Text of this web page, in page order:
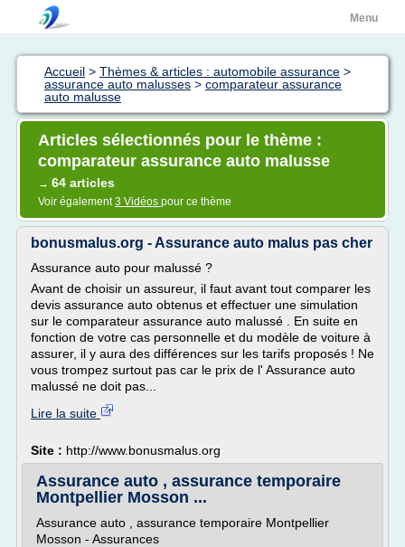
Menu
Accueil > Thèmes & articles : automobile assurance >
assurance auto malusses > comparateur assurance
auto malusse
Articles sélectionnés pour le thème :
comparateur assurance auto malusse
→ 64 articles
Voir également3 Vidéos pour ce thème
bonusmalus.org - Assurance auto malus pas cher
Assurance auto pour malussé ?
Avant de choisir un assureur, il faut avant tout comparer les
devis assurance auto obtenus et effectuer une simulation
sur le comparateur assurance auto malussé . En suite en
fonction de votre cas personnelle et du modèle de voiture à
assurer, il y aura des différences sur les tarifs proposés ! Ne
vous trompez surtout pas car le prix de l' Assurance auto
malussé ne doit pas...
Lire la suite
Site : http://www.bonusmalus.org
Assurance auto , assurance temporaire
Montpellier Mosson ...
Assurance auto , assurance temporaire Montpellier
Mosson - Assurances